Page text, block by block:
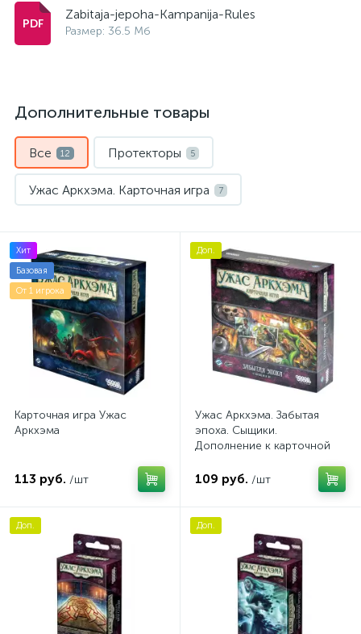
Zabitaja-jepoha-Kampanija-Rules
Размер: 36.5 Мб
Дополнительные товары
Все 12 Протекторы 5
Ужас Аркхэма. Карточная игра 7
Хит
Базовая
От 1 игрока
Карточная игра Ужас
Аркхэма
113 руб. /шт
Доп.
Ужас Аркхэма. Забытая
эпоха. Сыщики.
Дополнение к карточной
109 руб. /шт
Доп. Доп.